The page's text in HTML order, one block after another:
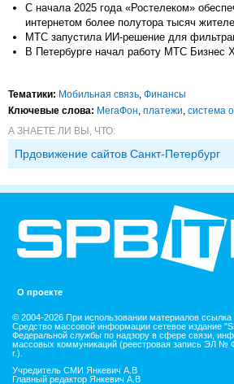
С начала 2025 года «Ростелеком»
интернетом более полутора тысяч
МТС запустила ИИ-решение для
В Петербурге начал работу МТС Бизнес
Тематики: Мобильная связь, Финансы
Ключевые слова: МегаФон, платежи, система
А ЗНАЕТЕ ЛИ ВЫ, ЧТО:
Прдовижение сайтов Санкт-Петербург
О проекте
© 2004-2026 При использовании материалов ссылка
Средство массовой информации сетевое издание
Федеральной службы по надзору в сфере связи,
массовых коммуникаций (реестровая запись ЭЛ №
г.).
Учредитель СМИ Янкевич А.В
Главный редактор Янкевич А.В